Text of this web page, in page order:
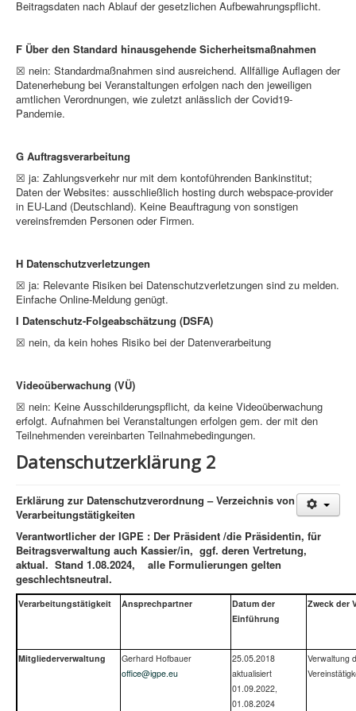
Beitragsdaten nach Ablauf der gesetzlichen Aufbewahrungspflicht.
F Über den Standard hinausgehende Sicherheitsmaßnahmen
☒ nein: Standardmaßnahmen sind ausreichend. Allfällige Auflagen der
Datenerhebung bei Veranstaltungen erfolgen nach den jeweiligen
amtlichen Verordnungen, wie zuletzt anlässlich der Covid19-
Pandemie.
G Auftragsverarbeitung
☒ ja: Zahlungsverkehr nur mit dem kontoführenden Bankinstitut;
Daten der Websites: ausschließlich hosting durch webspace-provider
in EU-Land (Deutschland). Keine Beauftragung von sonstigen
vereinsfremden Personen oder Firmen.
H Datenschutzverletzungen
☒ ja: Relevante Risiken bei Datenschutzverletzungen sind zu melden.
Einfache Online-Meldung genügt.
I Datenschutz-Folgeabschätzung (DSFA)
☒ nein, da kein hohes Risiko bei der Datenverarbeitung
Videoüberwachung (VÜ)
☒ nein: Keine Ausschilderungspflicht, da keine Videoüberwachung
erfolgt. Aufnahmen bei Veranstaltungen erfolgen gem. der mit den
Teilnehmenden vereinbarten Teilnahmebedingungen.
Datenschutzerklärung 2
Erklärung zur Datenschutzverordnung – Verzeichnis von
Verarbeitungstätigkeiten
Verantwortlicher der IGPE : Der Präsident /die Präsidentin, für
Beitragsverwaltung auch Kassier/in, ggf. deren Vertretung,
aktual. Stand 1.08.2024, alle Formulierungen gelten
geschlechtsneutral.
Verarbeitungs­tätigkeit Ansprechpartner
Datum der
Einführung
Zweck der
Mitglieder­verwaltung
Gerhard Hofbauer
office@igpe.eu
25.05.2018
aktualisiert
01.09.2022,
01.08.2024
Verwaltung